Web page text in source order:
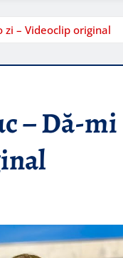
zi – Videoclip original
– Dă-